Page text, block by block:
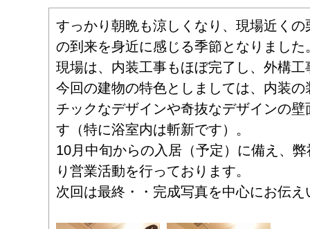
すっかり朝晩も涼しくなり、現場近く
の到来を身近に感じる季節となりました
現場は、内装工事もほぼ完了し、外構
今回の建物の特色としましては、内装
チックなデザインや奇抜なデザインの
す（特に浴室内は斬新です）。
10月中旬からの入居（予定）に備え、
り営業活動を行っております。
次回は最終・・完成写真を中心にお伝え